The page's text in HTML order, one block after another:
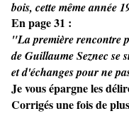
bois, cette même année
En page 31 :
"La première rencontre
de Guillaume Seznec se
et d'échanges pour ne
Je vous épargne les
Corrigés une fois de